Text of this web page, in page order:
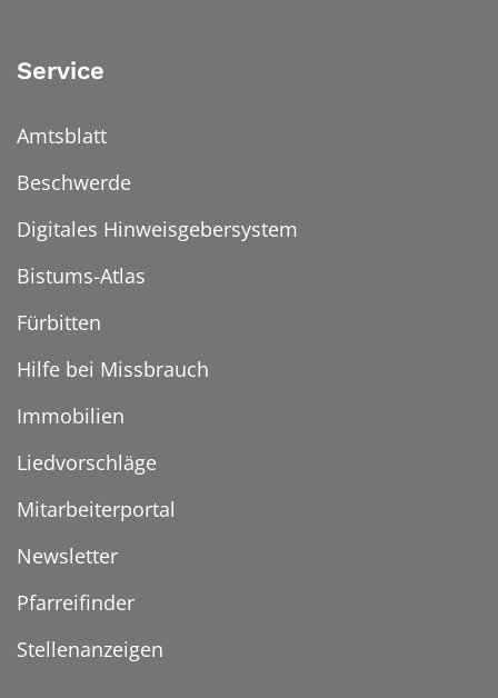
Service
Amtsblatt
Beschwerde
Digitales Hinweisgebersystem
Bistums-Atlas
Fürbitten
Hilfe bei Missbrauch
Immobilien
Liedvorschläge
Mitarbeiterportal
Newsletter
Pfarreifinder
Stellenanzeigen